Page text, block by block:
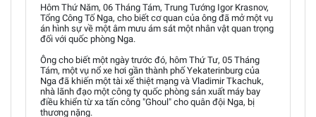
Hôm Thứ Năm, 06 Tháng Tám, Trung Tướng Igor Krasnov,
Tổng Công Tố Nga, cho biết cơ quan của ông đã mở một vụ
án hình sự về một âm mưu ám sát một nhân vật quan trọng
đối với quốc phòng Nga.
Ông cho biết một ngày trước đó, hôm Thứ Tư, 05 Tháng
Tám, một vụ nổ xe hơi gần thành phố Yekaterinburg của
Nga đã khiến một tài xế thiệt mạng và Vladimir Tkachuk,
nhà lãnh đạo một công ty quốc phòng sản xuất máy bay
điều khiển từ xa tấn công "Ghoul" cho quân đội Nga, bị
thương nặng.